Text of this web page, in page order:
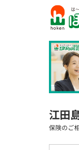
江田
保険のご